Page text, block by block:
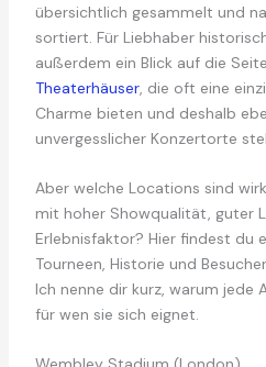
übersichtlich gesammelt und
sortiert. Für Liebhaber
außerdem ein Blick auf die
Theaterhäuser, die oft eine
Charme bieten und deshalb
unvergesslicher Konzertorte
Aber welche Locations sind
mit hoher Showqualität, guter
Erlebnisfaktor? Hier findest du
Tourneen, Historie und
Ich nenne dir kurz, warum jede
für wen sie sich eignet.